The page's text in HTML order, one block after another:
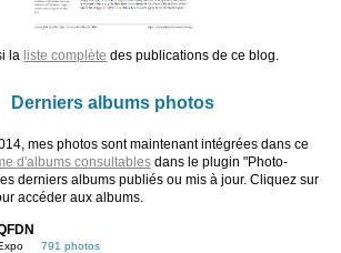
la liste complète des publications de ce blog.
Derniers albums photos
mes photos sont maintenant intégrées dans ce
d'albums consultablesdans le plugin "Photo-
derniers albums publiés ou mis à jour. Cliquez sur
accéder aux albums.
791 photos